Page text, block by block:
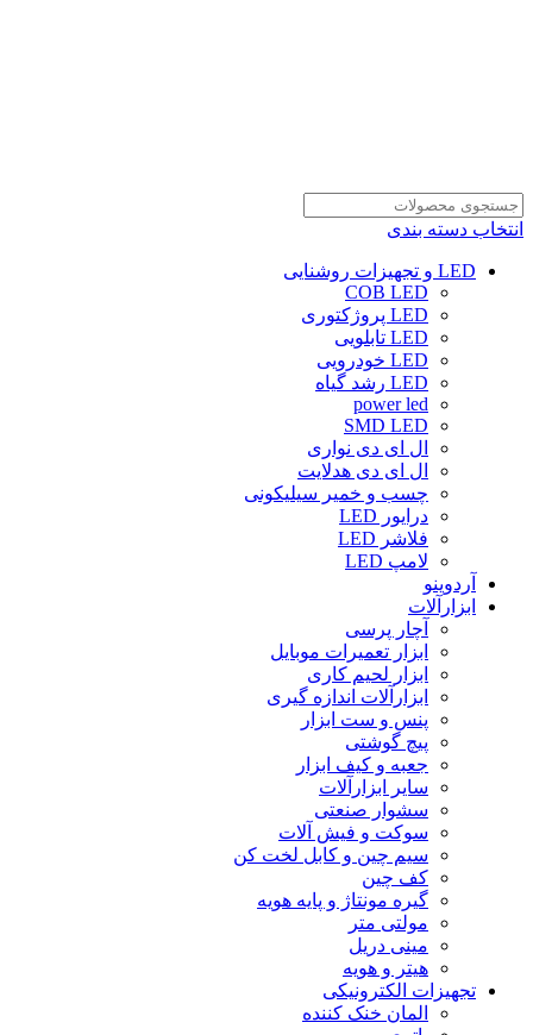
انتخاب دسته بندی
LED و تجهیزات روشنایی
COB LED
LED پروژکتوری
LED تابلویی
LED خودرویی
LED رشد گیاه
power led
SMD LED
ال ای دی نواری
ال ای دی هدلایت
چسب و خمیر سیلیکونی
درایور LED
فلاشر LED
لامپ LED
آردوینو
ابزارآلات
آچار پرسی
ابزار تعمیرات موبایل
ابزار لحیم کاری
ابزارآلات اندازه گیری
پنس و ست ابزار
پیچ گوشتی
جعبه و کیف ابزار
سایر ابزارآلات
سشوار صنعتی
سوکت و فیش آلات
سیم چین و کابل لخت کن
کف چین
گیره مونتاژ و پایه هویه
مولتی متر
مینی دریل
هیتر و هویه
تجهیزات الکترونیکی
المان خنک کننده